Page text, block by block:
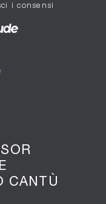
CANTÙ
i consensi